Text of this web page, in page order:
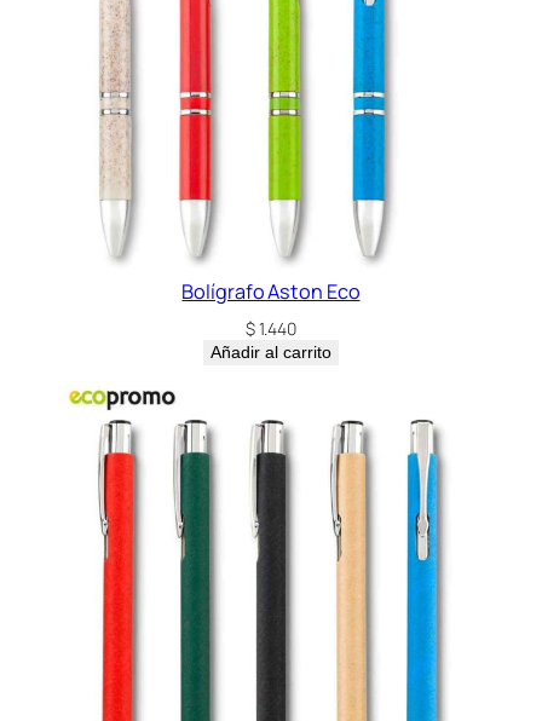
Bolígrafo Aston Eco
$1.440
Añadir al carrito